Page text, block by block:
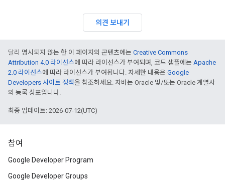
의견 보내기
달리 명시되지 않는 한 이 페이지의 콘텐츠에는 Creative Commons
Attribution 4.0 라이선스에 따라 라이선스가 부여되며, 코드 샘플에는 Apache
2.0 라이선스에 따라 라이선스가 부여됩니다. 자세한 내용은 Google
Developers 사이트 정책을 참조하세요. 자바는 Oracle 및/또는 Oracle 계열사
의 등록 상표입니다.
최종 업데이트: 2026-07-12(UTC)
참여
Google Developer Program
Google Developer Groups